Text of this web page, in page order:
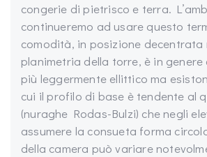
congerie di pietrisco e terra.
continueremo ad usare questo
comodità, in posizione
planimetria della torre, è in genere
più leggermente ellittico ma
cui il profilo di base è tendente al
(nuraghe Rodas-Bulzi) che negli
assumere la consueta forma
della camera può variare